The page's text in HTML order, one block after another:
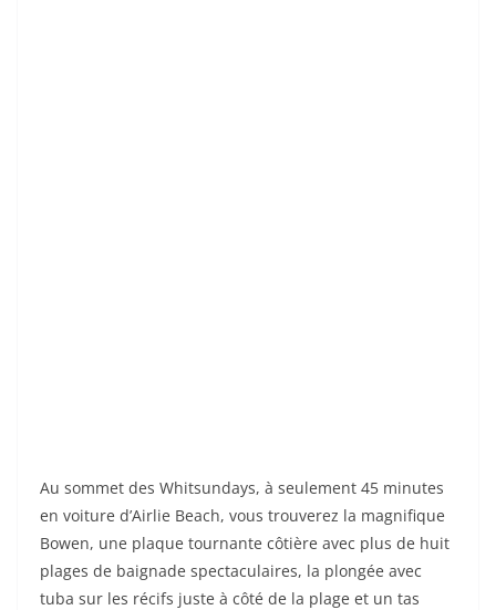
Au sommet des Whitsundays, à seulement 45 minutes
en voiture d’Airlie Beach, vous trouverez la magnifique
Bowen, une plaque tournante côtière avec plus de huit
plages de baignade spectaculaires, la plongée avec
tuba sur les récifs juste à côté de la plage et un tas